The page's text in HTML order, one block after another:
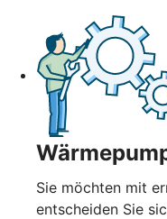
Sie möchten mit
entscheiden Sie